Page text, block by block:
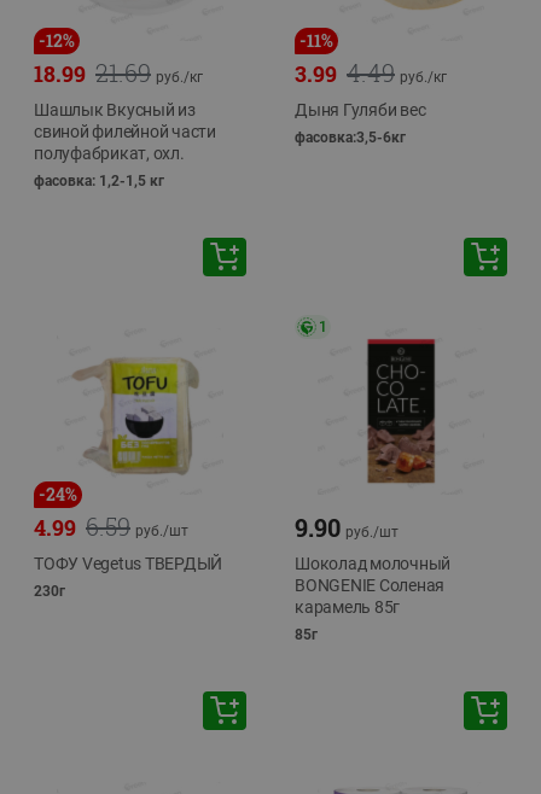
-12%
21.69
18.99 руб./кг
Шашлык Вкусный из
свиной филейной части
полуфабрикат, охл.
фасовка: 1,2-1,5 кг
-11%
4.49
3.99 руб./кг
Дыня Гуляби вес
фасовка:3,5-6кг
-24%
6.59
4.99 руб./шт
ТОФУ Vegetus ТВЕРДЫЙ
230г
1
9.90 руб./шт
Шоколад молочный
BONGENIE Соленая
карамель 85г
85г